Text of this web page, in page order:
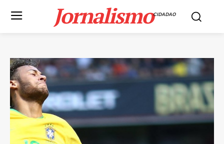
JornalismoCIDADAO